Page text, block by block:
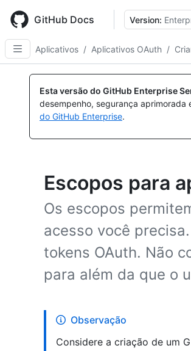
main
content
GitHub Docs Version:
Aplicativos / Aplicativos OAuth /
Esta versão do GitHub Enterprise
desempenho, segurança aprimorada
do GitHub Enterprise.
Escopos para
Os escopos
acesso você
tokens OAuth. Não
para além da que o
Observação
Considere a criação de um